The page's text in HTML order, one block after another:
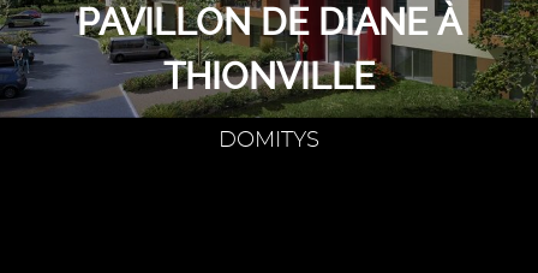
PAVILLON DE DIANE À
THIONVILLE
DOMITYS